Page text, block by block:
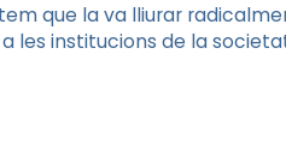
que la va lliurar
les institucions de la